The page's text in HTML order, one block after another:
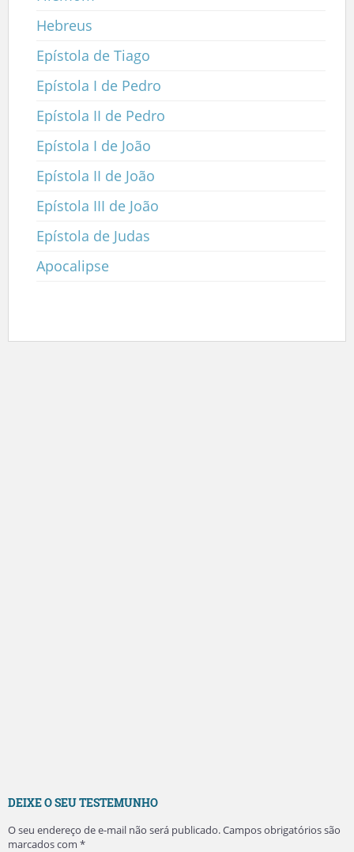
Hebreus
Epístola de Tiago
Epístola I de Pedro
Epístola II de Pedro
Epístola I de João
Epístola II de João
Epístola III de João
Epístola de Judas
Apocalipse
DEIXE O SEU TESTEMUNHO
O seu endereço de e-mail não será publicado.Campos obrigatórios são
marcados com *